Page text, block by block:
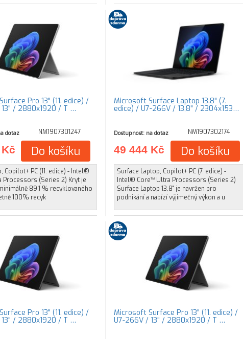
Pro 13" (11. edice) /
/ 2880x1920 / T …
dotaz NM1907301247
Do košíku
Copilot+ PC (11. edice) - Intel®
Processors (Series 2) Kryt je
89,1 % recyklovaného
100% recyk
Microsoft Surface Laptop 13.8" (7.
edice) / U7-266V / 13,8" / 2304x153…
Dostupnost: na dotaz NM1907302174
49 444 Kč Do košíku
Surface Laptop, Copilot+ PC (7. edice) -
Intel® Core™ Ultra Processors (Series 2)
Surface Laptop 13,8" je navržen pro
podnikání a nabízí výjimečný výkon a u
Pro 13" (11. edice) /
/ 2880x1920 / T …
Microsoft Surface Pro 13" (11. edice) /
U7-266V / 13" / 2880x1920 / T …